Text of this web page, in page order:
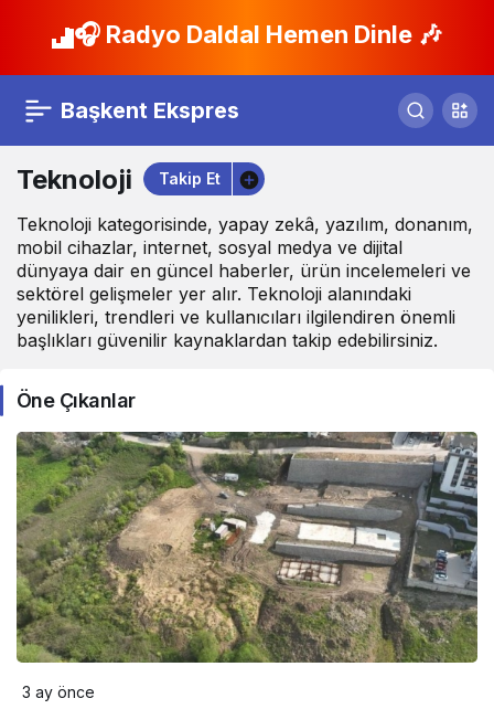
🎧 Radyo Daldal Hemen Dinle 🎶
Başkent Ekspres
Teknoloji Takip Et
Teknoloji kategorisinde, yapay zekâ, yazılım, donanım,
mobil cihazlar, internet, sosyal medya ve dijital
dünyaya dair en güncel haberler, ürün incelemeleri ve
sektörel gelişmeler yer alır. Teknoloji alanındaki
yenilikleri, trendleri ve kullanıcıları ilgilendiren önemli
başlıkları güvenilir kaynaklardan takip edebilirsiniz.
Öne Çıkanlar
3 ay önce